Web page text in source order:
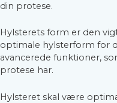
din protese.
Hylsterets form er den
optimale hylsterform for
avancerede funktioner,
protese har.
Hylsteret skal være